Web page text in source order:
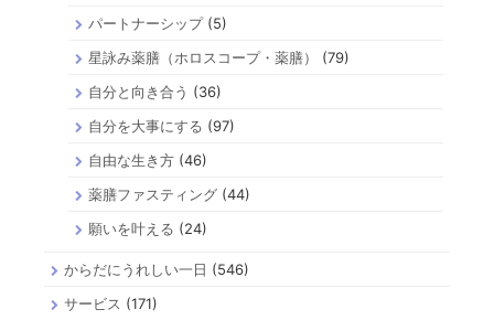
パートナーシップ(5)
星詠み薬膳（ホロスコープ・薬膳）
(79)
自分と向き合う (36)
自分を大事にする (97)
自由な生き方 (46)
薬膳ファスティング (44)
願いを叶える (24)
からだにうれしい一日 (546)
サービス (171)